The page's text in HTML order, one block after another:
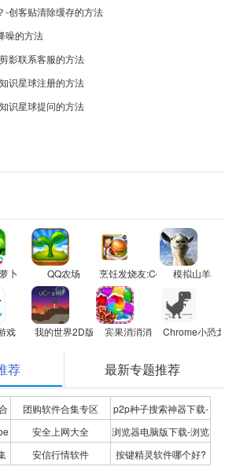
-创客贴清除缓存的方法
噪的方法
影联系客服的方法
识星球注册的方法
识星球提问的方法
卜 QQ农场 烹饪发烧友:Cooking Fever
模拟山羊
戏 我的世界2D版 宾果消消消 Chrome小恐龙游
荐 最新专题推荐
团购软件合集专区
p2p种子搜索神器下载-
P2P种子搜索神器专题
安全上网大全
浏览器电脑版下载-浏览
器下载合集
安信行情软件
按键精灵软件哪个好?